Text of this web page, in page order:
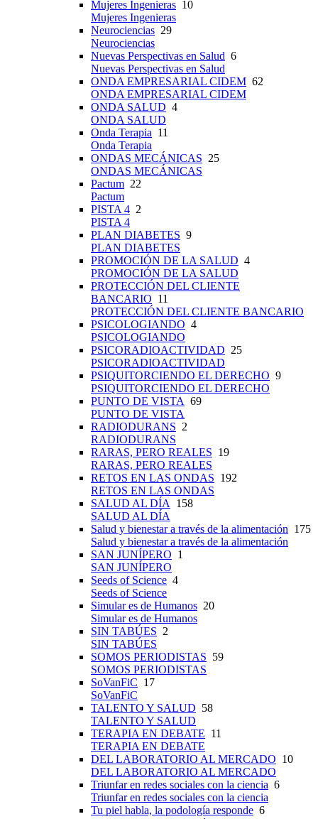
Mujeres Ingenieras 10
Mujeres Ingenieras
Neurociencias 29
Neurociencias
Nuevas Perspectivas en Salud 6
Nuevas Perspectivas en Salud
ONDA EMPRESARIAL CIDEM 62
ONDA EMPRESARIAL CIDEM
ONDA SALUD 4
ONDA SALUD
Onda Terapia 11
Onda Terapia
ONDAS MECÁNICAS 25
ONDAS MECÁNICAS
Pactum 22
Pactum
PISTA 4 2
PISTA 4
PLAN DIABETES 9
PLAN DIABETES
PROMOCIÓN DE LA SALUD 4
PROMOCIÓN DE LA SALUD
PROTECCIÓN DEL CLIENTE
BANCARIO 11
PROTECCIÓN DEL CLIENTE BANCARIO
PSICOLOGIANDO 4
PSICOLOGIANDO
PSICORADIOACTIVIDAD 25
PSICORADIOACTIVIDAD
PSIQUITORCIENDO EL DERECHO 9
PSIQUITORCIENDO EL DERECHO
PUNTO DE VISTA 69
PUNTO DE VISTA
RADIODURANS 2
RADIODURANS
RARAS, PERO REALES 19
RARAS, PERO REALES
RETOS EN LAS ONDAS 192
RETOS EN LAS ONDAS
SALUD AL DÍA
158
SALUD AL DÍA
Salud y bienestar a través de la alimentación 175
Salud y bienestar a través de la alimentación
SAN JUNÍPERO 1
SAN JUNÍPERO
Seeds of Science 4
Seeds of Science
Simular es de Humanos 20
Simular es de Humanos
SIN TABÚES 2
SIN TABÚES
SOMOS PERIODISTAS 59
SOMOS PERIODISTAS
SoVanFiC 17
SoVanFiC
TALENTO Y SALUD 58
TALENTO Y SALUD
TERAPIA EN DEBATE 11
TERAPIA EN DEBATE
DEL LABORATORIO AL MERCADO 10
DEL LABORATORIO AL MERCADO
Triunfar en redes sociales con la ciencia 6
Triunfar en redes sociales con la ciencia
Tu piel habla, la podología responde 6